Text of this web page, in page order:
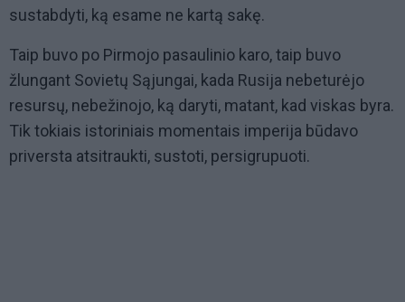
sustabdyti, ką esame ne kartą sakę.
Taip buvo po Pirmojo pasaulinio karo, taip buvo
žlungant Sovietų Sąjungai, kada Rusija nebeturėjo
resursų, nebežinojo, ką daryti, matant, kad viskas byra.
Tik tokiais istoriniais momentais imperija būdavo
priversta atsitraukti, sustoti, persigrupuoti.